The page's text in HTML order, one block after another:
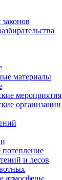
материалы
мероприятия
организации
потепление
и лесов
атмосферы